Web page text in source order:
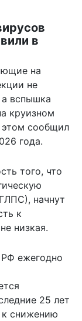
в
на
не
а вспышка
круизном
этом сообщил
года.
того, что
начнут
к
низкая.
ежегодно
25 лет
к снижению